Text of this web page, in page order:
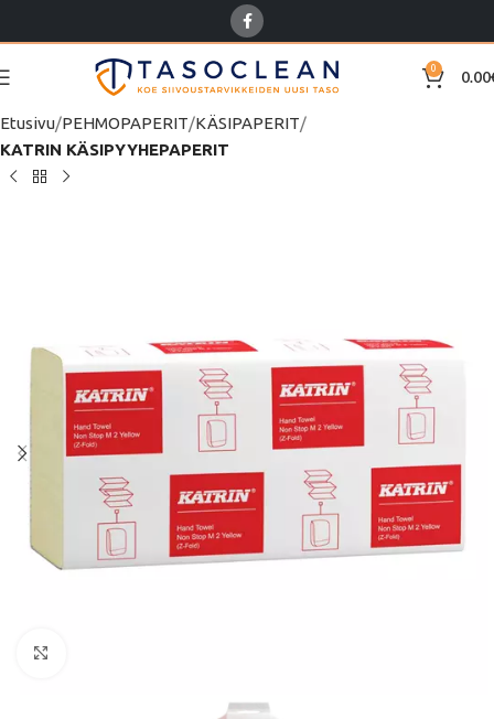
0 0.00
Etusivu PEHMOPAPERIT KÄSIPAPERIT
KATRIN KÄSIPYYHEPAPERIT